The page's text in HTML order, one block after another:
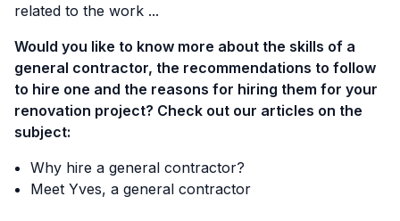
related to the work ...
Would you like to know more about the skills of a
general contractor, the recommendations to follow
to hire one and the reasons for hiring them for your
renovation project? Check out our articles on the
subject:
Why hire a general contractor?
Meet Yves, a general contractor